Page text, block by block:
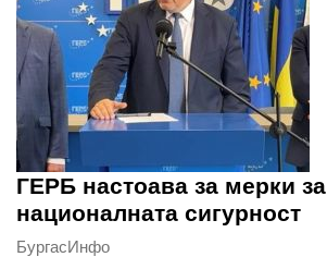
ГЕРБ настоава за мерки за
националната сигурност
БургасИнфо